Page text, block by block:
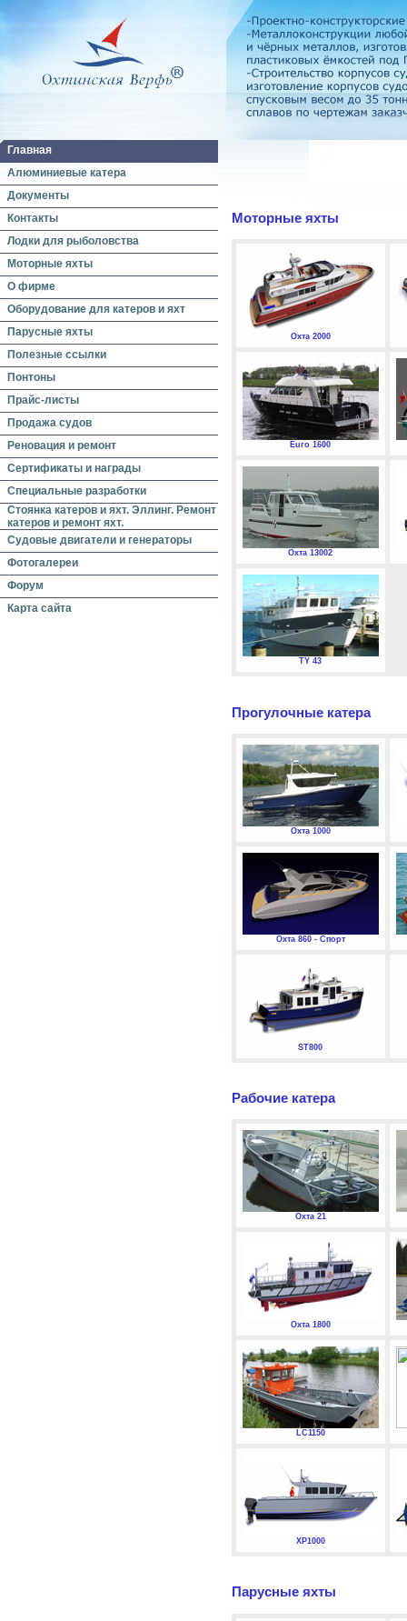
Главная
Алюминиевые катера
Документы
Контакты
Лодки для рыболовства
Моторные яхты
О фирме
Оборудование для катеров и яхт
Парусные яхты
Полезные ссылки
Понтоны
Прайс-листы
Продажа судов
Реновация и ремонт
Сертификаты и награды
Специальные разработки
Стоянка катеров и яхт. Эллинг. Ремонт
катеров и ремонт яхт.
Судовые двигатели и генераторы
Фотогалереи
Форум
Карта сайта
Моторные яхты
Охта 2000
Euro 1600
Охта 13002
TY 43
Прогулочные катера
Охта 1000
Охта 860 - Спорт
ST800
Рабочие катера
Охта 21
Охта 1800
LC1150
XP1000
Парусные яхты